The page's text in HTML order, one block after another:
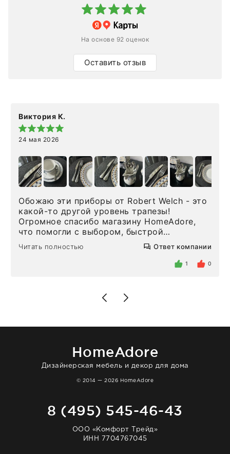
На основе 92 оценок
Оставить отзыв
Виктория К.
24 мая 2026
Обожаю эти приборы от Robert Welch - это
какой-то другой уровень трапезы!
Огромное спасибо магазину HomeAdore,
что помогли с выбором, быстрой
доставкой и высоким сервисом. Один раз
была здесь лично, забирала чайные ложки,
внутри очень много антикварной посуды,
Позже заказывала остальные приборы -
доставили сдэком на следующий день к
отвечает очень быстро. Взаимодействием
Читать полностью Ответ компании
1 0
HomeAdore
Дизайнерская мебель и декор для дома
© 2014 — 2026 HomeAdore
8 (495) 545-46-43
ООО «Комфорт Трейд»
ИНН 7704767045